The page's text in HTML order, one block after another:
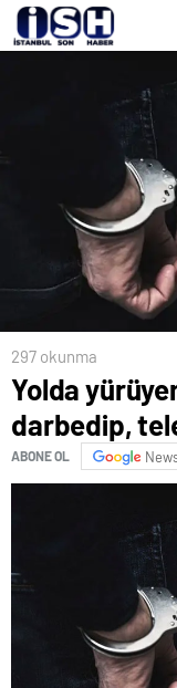
297 okunma
Yolda
darbedip,
ABONE OL